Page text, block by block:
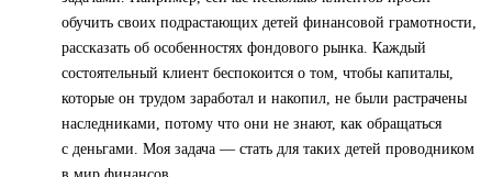
обучить своих подрастающих детей финансовой грамотности,
рассказать об особенностях фондового рынка. Каждый
состоятельный клиент беспокоится о том, чтобы капиталы,
которые он трудом заработал и накопил, не были растрачены
наследниками, потому что они не знают, как обращаться
с деньгами. Моя задача — стать для таких детей проводником